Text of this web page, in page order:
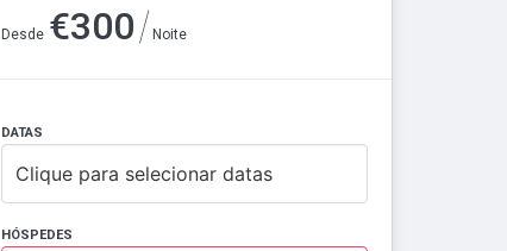
Desde €300/ Noite
DATAS
Clique para selecionar datas
HÓSPEDES